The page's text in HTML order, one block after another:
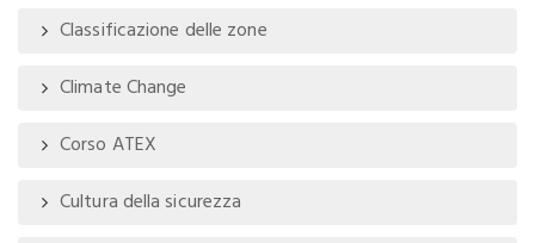
Classificazione delle zone
Climate Change
Corso ATEX
Cultura della sicurezza